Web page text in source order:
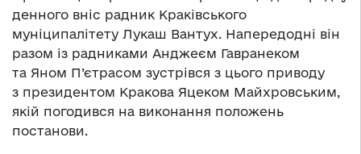
денного вніс радник Краківського
муніципалітету Лукаш Вантух. Напередодні він
разом із радниками Анджеєм Гавранеком
та Яном П’єтрасом зустрівся з цього приводу
з президентом Кракова Яцеком Майхровським,
якій погодився на виконання положень
постанови.